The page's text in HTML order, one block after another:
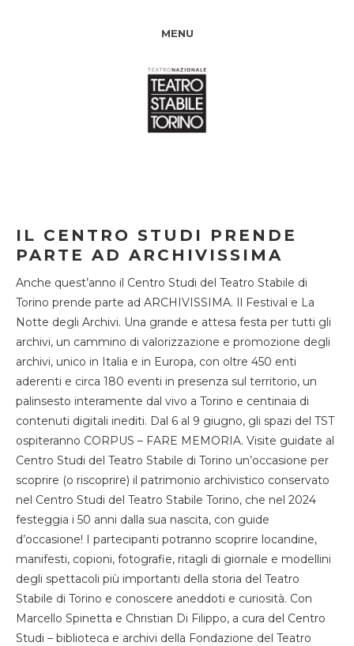
MENU
IL CENTRO STUDI PRENDE
PARTE AD ARCHIVISSIMA
Anche quest’anno il Centro Studi del Teatro Stabile di
Torino prende parte ad ARCHIVISSIMA. Il Festival e La
Notte degli Archivi. Una grande e attesa festa per tutti gli
archivi, un cammino di valorizzazione e promozione degli
archivi, unico in Italia e in Europa, con oltre 450 enti
aderenti e circa 180 eventi in presenza sul territorio, un
palinsesto interamente dal vivo a Torino e centinaia di
contenuti digitali inediti. Dal 6 al 9 giugno, gli spazi del TST
ospiteranno CORPUS – FARE MEMORIA. Visite guidate al
Centro Studi del Teatro Stabile di Torino un’occasione per
scoprire (o riscoprire) il patrimonio archivistico conservato
nel Centro Studi del Teatro Stabile Torino, che nel 2024
festeggia i 50 anni dalla sua nascita, con guide
d’occasione! I partecipanti potranno scoprire locandine,
manifesti, copioni, fotografie, ritagli di giornale e modellini
degli spettacoli più importanti della storia del Teatro
Stabile di Torino e conoscere aneddoti e curiosità. Con
Marcello Spinetta e Christian Di Filippo, a cura del Centro
Studi – biblioteca e archivi della Fondazione del Teatro